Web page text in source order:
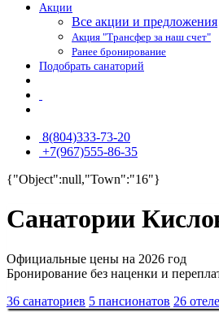
Акции
Все акции и предложения
Акция "Трансфер за наш счет"
Ранее бронирование
Подобрать санаторий
8(804)333-73-20
+7(967)555-86-35
{"Object":null,"Town":"16"}
Санатории
Официальные цены на 2026 год
Бронирование без наценки и
36 санаториев 5 пансионатов 26